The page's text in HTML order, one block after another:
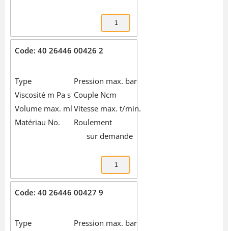
Code: 40 26446 00426 2
Type
Pression max. bar
Viscosité m Pa s Couple Ncm
Volume max. ml Vitesse max. t/min.
Matériau No.
Roulement
sur demande
Code: 40 26446 00427 9
Type
Pression max. bar